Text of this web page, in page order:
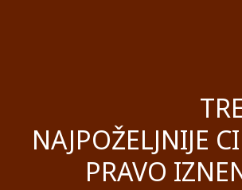
NAJPOŽELJNIJE
PRAVO